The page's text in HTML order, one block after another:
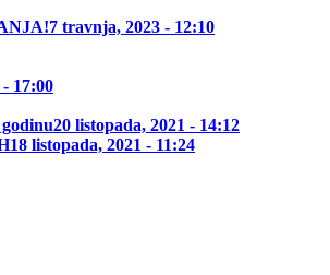
7 travnja, 2023 - 12:10
17:00
20 listopada, 2021 - 14:12
18 listopada, 2021 - 11:24